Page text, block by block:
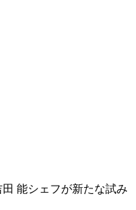
能シェフが新たな試み